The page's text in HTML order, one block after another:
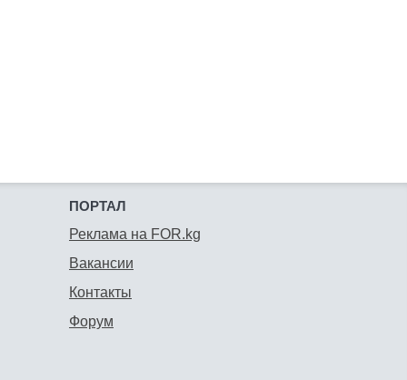
ПОРТАЛ
Реклама на FOR.kg
Вакансии
Контакты
Форум